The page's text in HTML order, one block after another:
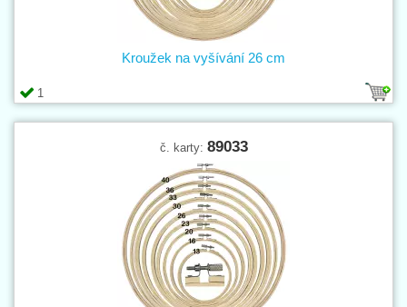
1
Kroužek na vyšívání 26 cm
č. karty: 89033